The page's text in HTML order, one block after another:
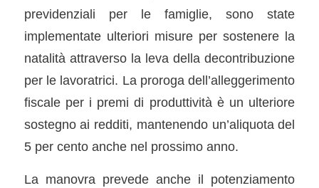
previdenziali per le famiglie, sono state
implementate ulteriori misure per sostenere la
natalità attraverso la leva della decontribuzione
per le lavoratrici. La proroga dell’alleggerimento
fiscale per i premi di produttività è un ulteriore
sostegno ai redditi, mantenendo un’aliquota del
5 per cento anche nel prossimo anno.
La manovra prevede anche il potenziamento